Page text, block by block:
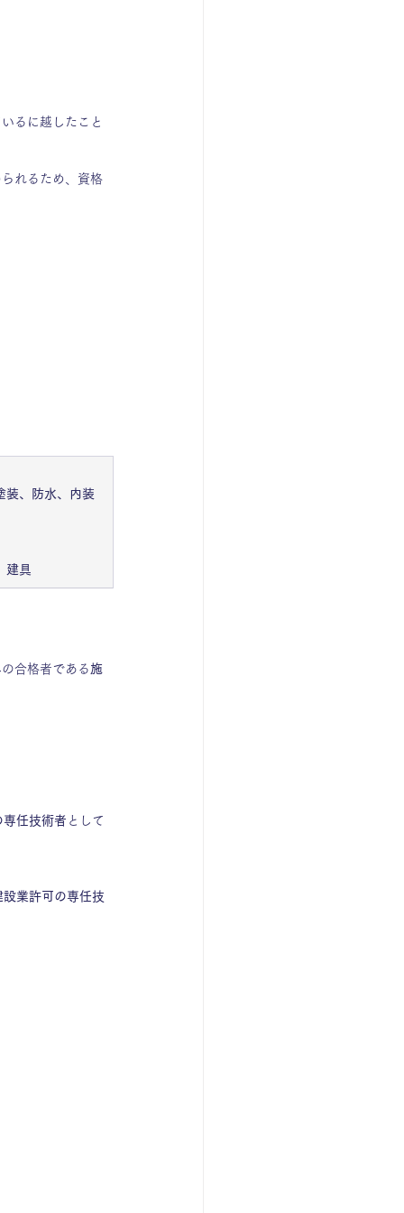
るに越したこと
れるため、資格
装、防水、内装
建具
合格者である 施
任技術者 として
設業許可の専任技